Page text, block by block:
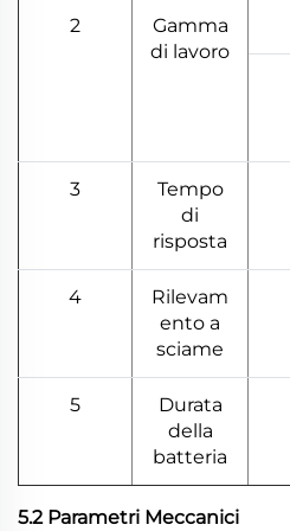
2
Gamma
di lavoro
3
Tempo
di
risposta
4
Rilevam
ento a
sciame
5
Durata
della
batteria
5.2 Parametri Meccanici